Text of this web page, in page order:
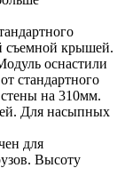
съемной крышей.
оснастили
стандартного
на 310мм.
Для насыпных
для
Высоту